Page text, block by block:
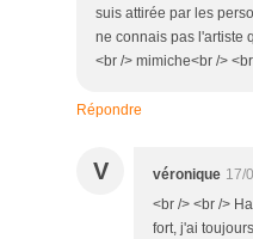
suis attirée par les
ne connais pas l'artiste
<br /> mimiche<br />
Répondre
V véronique 17/
<br /> <br />
fort, j'ai